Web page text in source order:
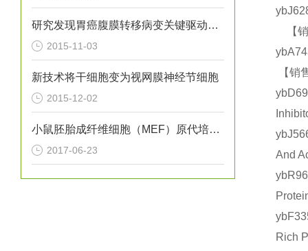
研究发现胃癌腹膜转移病变关键驱动基因
2015-11-03
新技术将干细胞变为视网膜神经节细胞
2015-12-02
小鼠胚胎成纤维细胞（MEF）原代培养实验
2017-06-23
【销
【销
And
Rich